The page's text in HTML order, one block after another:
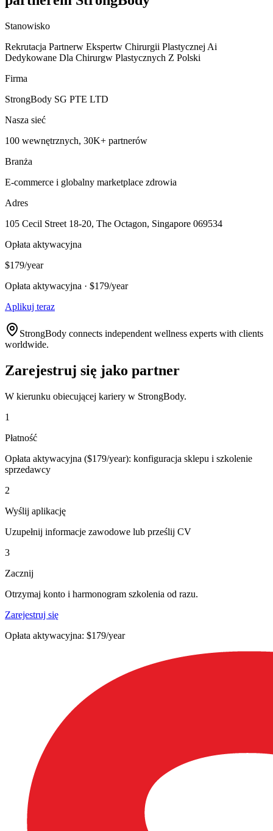
Stanowisko
Rekrutacja Partnerw Ekspertw Chirurgii Plastycznej Ai
Dedykowane Dla Chirurgw Plastycznych Z Polski
Firma
StrongBody SG PTE LTD
Nasza sieć
100 wewnętrznych, 30K+ partnerów
Branża
E-commerce i globalny marketplace zdrowia
Adres
105 Cecil Street 18-20, The Octagon, Singapore 069534
Opłata aktywacyjna
$179/year
Opłata aktywacyjna · $179/year
Aplikuj teraz
StrongBody connects independent wellness experts with clients
worldwide.
Zarejestruj się jako partner
W kierunku obiecującej kariery w StrongBody.
1
Płatność
Opłata aktywacyjna ($179/year): konfiguracja sklepu i szkolenie
sprzedawcy
2
Wyślij aplikację
Uzupełnij informacje zawodowe lub prześlij CV
3
Zacznij
Otrzymaj konto i harmonogram szkolenia od razu.
Zarejestruj się
Opłata aktywacyjna: $179/year